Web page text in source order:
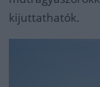
kijuttathatók.